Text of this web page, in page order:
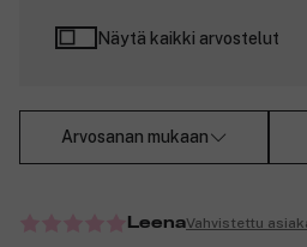
Näytä kaikki arvostelut
Arvosanan mukaan
LeenaVahvistettu